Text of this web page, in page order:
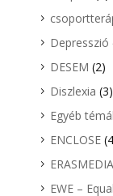
Depresszió
DESEM (2)
Diszlexia (3)
Egyéb
ENCLOSE
EWE –